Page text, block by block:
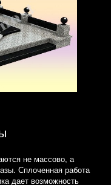
не массово, а
Сплоченная работа
дает возможность